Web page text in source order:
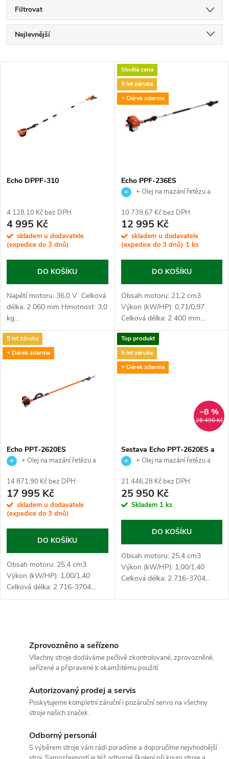
Filtrovat
Ř
a
n
p
r
o
d
u
k
t
ů
Nejlevnější
p
s
r
o
d
u
k
t
Echo DPPF-310
4 128,10 Kč bez DPH
4 995 Kč
skladem u dodavatele
(expedice do 3 dnů)
DO KOŠÍKU
Napětí motoru: 36,0 V Celková
délka: 2 060 mm Hmotnost: 3,0
kg...
Skvělá cena
5 let záruka
+ Dárek zdarma
Echo PPF-236ES
+ Olej na mazání řetězu a
Zprovoznění a zaškolení
samozřejmostí.
10 739,67 Kč bez DPH
12 995 Kč
skladem u dodavatele
(expedice do 3 dnů) 1 ks
DO KOŠÍKU
Obsah motoru: 21,2 cm3
Výkon (kW/HP): 0,71/0,97
Celková délka: 2 400 mm...
5 let záruka
+ Dárek zdarma
Echo PPT-2620ES
+ Olej na mazání řetězu a
Zprovoznění a zaškolení
samozřejmostí.
14 871,90 Kč bez DPH
17 995 Kč
skladem u dodavatele
(expedice do 3 dnů)
DO KOŠÍKU
Obsah motoru: 25,4 cm3
Výkon (kW/HP): 1,00/1,40
Celková délka: 2 716-3704...
Top produkt
5 let záruka
+ Dárek zdarma
28 490 Kč
–8 %
Sestava Echo PPT-2620ES a
PPA-AHHD - Vystavený kus
+ Olej na mazání řetězu a
Zprovoznění a zaškolení
samozřejmostí.
21 446,28 Kč bez DPH
25 950 Kč
Skladem 1 ks
DO KOŠÍKU
Obsah motoru: 25,4 cm3
Výkon (kW/HP): 1,00/1,40
Celková délka: 2 716-3704...
Zprovozněno a seřízeno
Všechny stroje dodáváme pečlivě zkontrolované, zprovozněné,
seřízené a připravené k okamžitému použití.
Autorizovaný prodej a servis
Poskytujeme kompletní záruční i pozáruční servis na všechny
stroje našich značek.
Odborný personál
S výběrem stroje vám rádi poradíme a doporučíme nejvhodnější